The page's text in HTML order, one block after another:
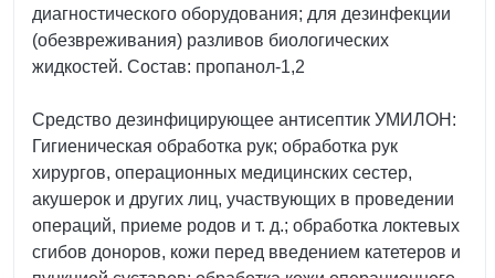
диагностического оборудования; для дезинфекции
(обезвреживания) разливов биологических
жидкостей. Состав: пропанол-1,2
Средство дезинфицирующее антисептик УМИЛОН:
Гигиеническая обработка рук; обработка рук
хирургов, операционных медицинских сестер,
акушерок и других лиц, участвующих в проведении
операций, приеме родов и т. д.; обработка локтевых
сгибов доноров, кожи перед введением катетеров и